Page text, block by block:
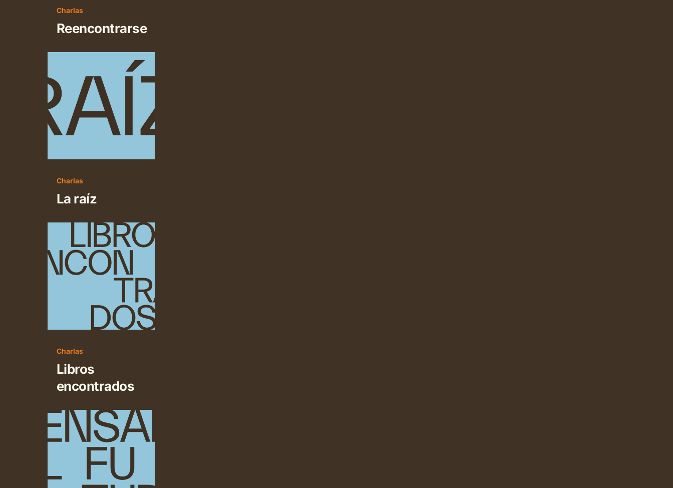
Charlas
Reencontrarse
raíz
Charlas
La raíz
encontrados
Charlas
Libros
encontrados
Pensar